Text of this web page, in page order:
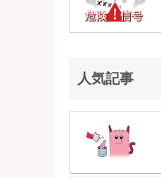
人気記事